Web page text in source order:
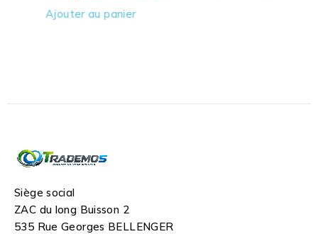
Ajouter au panier
Siège social
ZAC du long Buisson 2
535 Rue Georges BELLENGER